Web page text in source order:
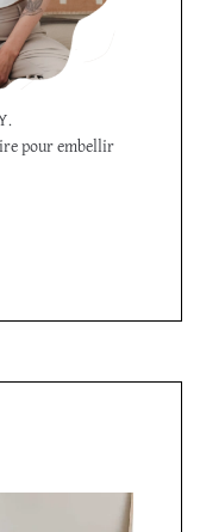
pour embellir